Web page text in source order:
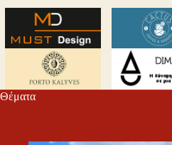
Θέματα